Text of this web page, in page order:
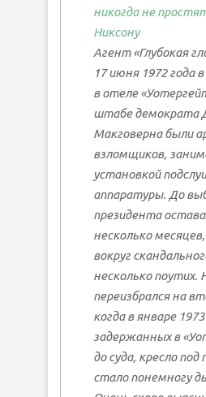
никогда не
Никсону
Агент «Глубокая
17 июня 1972 года
в отеле
штабе демократа
Макговерна были
взломщиков,
установкой
аппаратуры. До
президента
несколько
вокруг
несколько поутих.
переизбрался на
когда в январе
задержанных в
до суда, кресло
стало понемногу